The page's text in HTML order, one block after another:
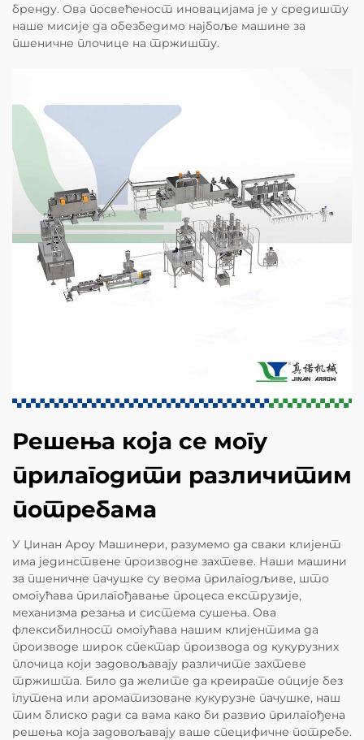
бренду. Ова посвећеност иновацијама је у средишту
наше мисије да обезбедимо најбоље машине за
пшеничне плочице на тржишту.
Решења која се могу
прилагодити различитим
потребама
У Џинан Ароу Машинери, разумемо да сваки клијент
има јединствене производне захтеве. Наши машини
за пшеничне пачушке су веома прилагодљиве, што
омогућава прилагођавање процеса екструзије,
механизма резања и система сушења. Ова
флексибилност омогућава нашим клијентима да
производе широк спектар производа од кукурузних
плочица који задовољавају различите захтеве
тржишта. Било да желите да креирате опције без
глутена или ароматизоване кукурузне пачушке, наш
тим блиско ради са вама како би развио прилагођена
решења која задовољавају ваше специфичне потребе.